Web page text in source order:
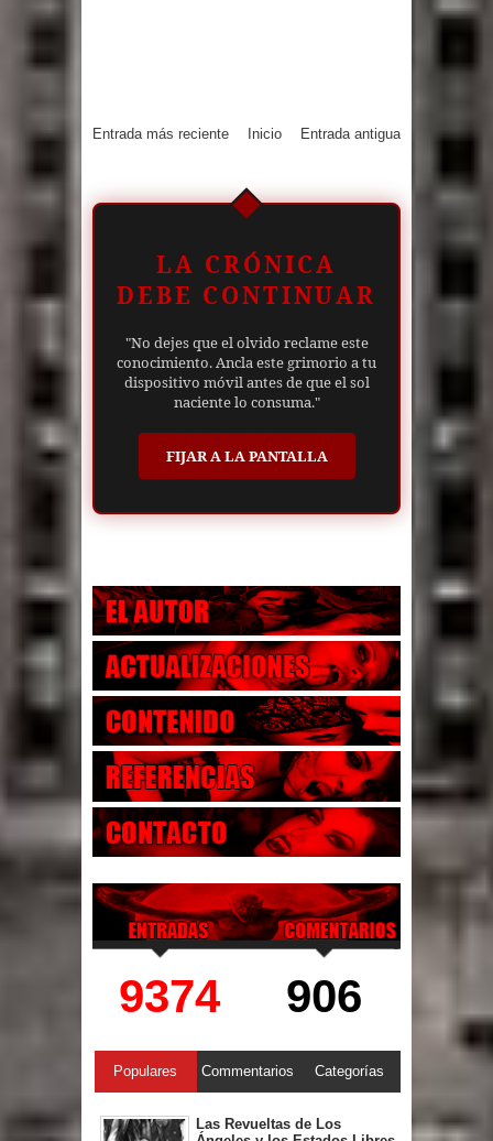
Entrada más reciente Entrada antigua
Inicio
LA CRÓNICA
DEBE CONTINUAR
"No dejes que el olvido reclame este
conocimiento. Ancla este grimorio a tu
dispositivo móvil antes de que el sol
naciente lo consuma."
FIJAR A LA PANTALLA
9374 906
Populares Commentarios Categorías
Las Revueltas de Los